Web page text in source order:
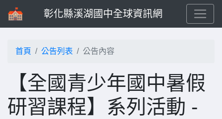
彰化縣溪湖國中全球資訊網
首頁 公告列表 公告內容
【全國青少年國中暑假
研習課程】系列活動 -